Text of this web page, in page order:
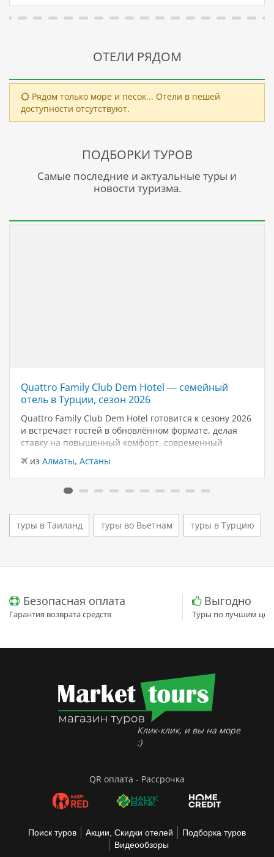
ОТЕЛИ РЯДОМ
Рядом только море и песок... Отели в пешей
доступности отсутствуют.
ПОДБОРКИ ТУРОВ
Самые последние и актуальные туры и
новости туризма.
Quattro Family Club Dem Hotel — семейный
отель в Турции, сезон 2026
Quattro Family Club Dem Hotel готовится к сезону 2026
и встречает гостей в обновлённом формате, делая
ставку на повышенный комфорт, современный
дизайн и атмосферу спокойного семейного отдыха у
моря. Отель остаётся популярным выбором для тех,
кто ищет семейный отель в…
из Алматы, Астаны
туры в Таиланд туры во Вьетнам туры в Турцию
Безопасная оплата
Гарантия возврата средств
Выгодно
Туры по лучшим
Клик-клик, и вы на море
:)
QR оплата - Рассрочка
Поиск туров Акции, Скидки отелей
Подборка туров
Видеообзоры